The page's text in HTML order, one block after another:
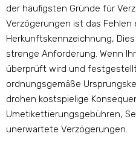
der häufigsten Gründe für
Verzögerungen ist das
Herkunftskennzeichnung,
strenge Anforderung. Wenn
überprüft wird und
ordnungsgemäße
drohen kostspielige
Umetikettierungsgebühren,
unerwartete Verzögerungen.